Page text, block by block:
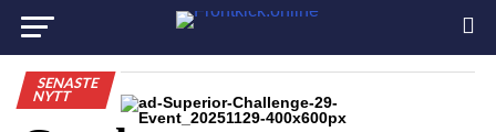
SENASTE
NYTT